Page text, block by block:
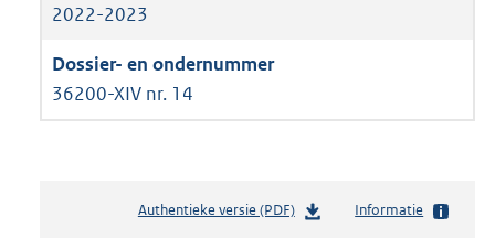
2022-2023
36200-XIV nr. 14
Authentieke versie (PDF)b
Informatie